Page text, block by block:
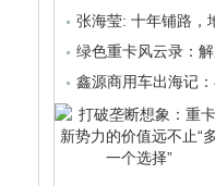
张海莹: 十年铺路，
绿色重卡风云录：
鑫源商用车出海记